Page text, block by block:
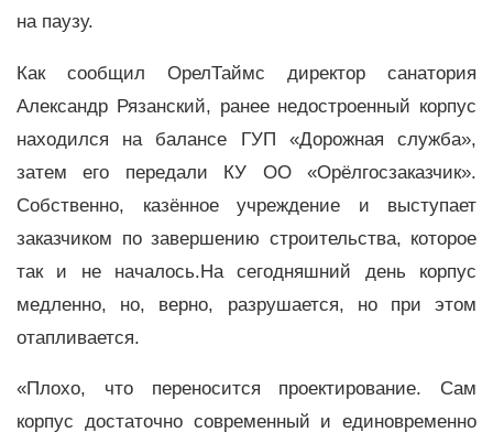
на паузу.
Как сообщил ОрелТаймс директор санатория
Александр Рязанский, ранее недостроенный корпус
находился на балансе ГУП «Дорожная служба»,
затем его передали КУ ОО «Орёлгосзаказчик».
Собственно, казённое учреждение и выступает
заказчиком по завершению строительства, которое
так и не началось.На сегодняшний день корпус
медленно, но, верно, разрушается, но при этом
отапливается.
«Плохо, что переносится проектирование. Сам
корпус достаточно современный и единовременно